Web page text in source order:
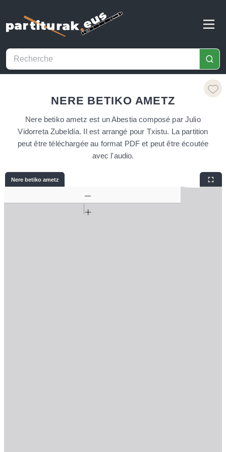
NERE BETIKO AMETZ
Nere betiko ametz est un Abestia composé par Julio
Vidorreta Zubeldía. Il est arrangé pour Txistu. La partition
peut être téléchargée au format PDF et peut être écoutée
avec l'audio.
Nere betiko ametz